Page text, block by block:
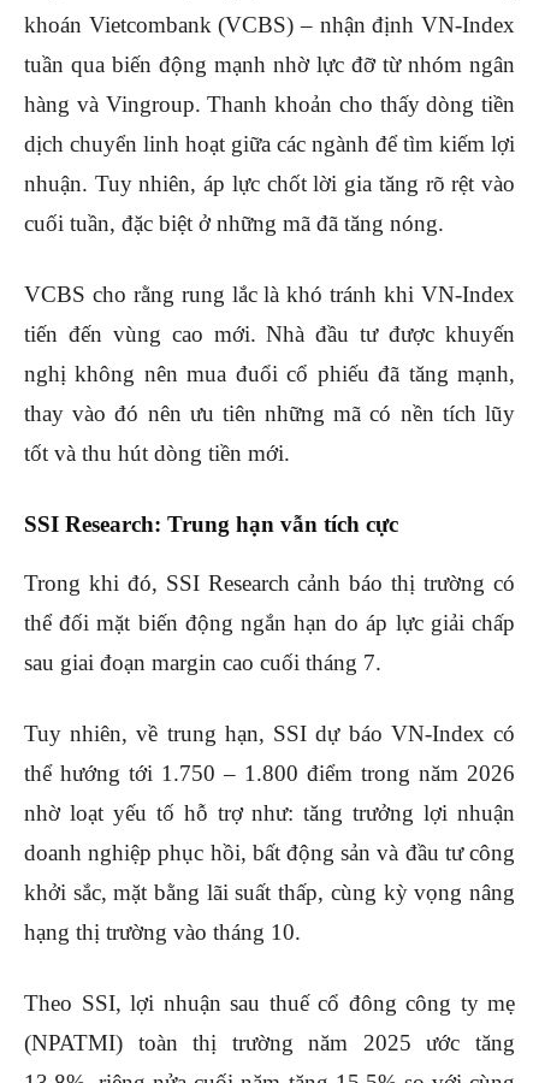
khoán Vietcombank (VCBS) – nhận định VN-Index
tuần qua biến động mạnh nhờ lực đỡ từ nhóm ngân
hàng và Vingroup. Thanh khoản cho thấy dòng tiền
dịch chuyển linh hoạt giữa các ngành để tìm kiếm lợi
nhuận. Tuy nhiên, áp lực chốt lời gia tăng rõ rệt vào
cuối tuần, đặc biệt ở những mã đã tăng nóng.
VCBS cho rằng rung lắc là khó tránh khi VN-Index
tiến đến vùng cao mới. Nhà đầu tư được khuyến
nghị không nên mua đuổi cổ phiếu đã tăng mạnh,
thay vào đó nên ưu tiên những mã có nền tích lũy
tốt và thu hút dòng tiền mới.
SSI Research: Trung hạn vẫn tích cực
Trong khi đó, SSI Research cảnh báo thị trường có
thể đối mặt biến động ngắn hạn do áp lực giải chấp
sau giai đoạn margin cao cuối tháng 7.
Tuy nhiên, về trung hạn, SSI dự báo VN-Index có
thể hướng tới 1.750 – 1.800 điểm trong năm 2026
nhờ loạt yếu tố hỗ trợ như: tăng trưởng lợi nhuận
doanh nghiệp phục hồi, bất động sản và đầu tư công
khởi sắc, mặt bằng lãi suất thấp, cùng kỳ vọng nâng
hạng thị trường vào tháng 10.
Theo SSI, lợi nhuận sau thuế cổ đông công ty mẹ
(NPATMI) toàn thị trường năm 2025 ước tăng